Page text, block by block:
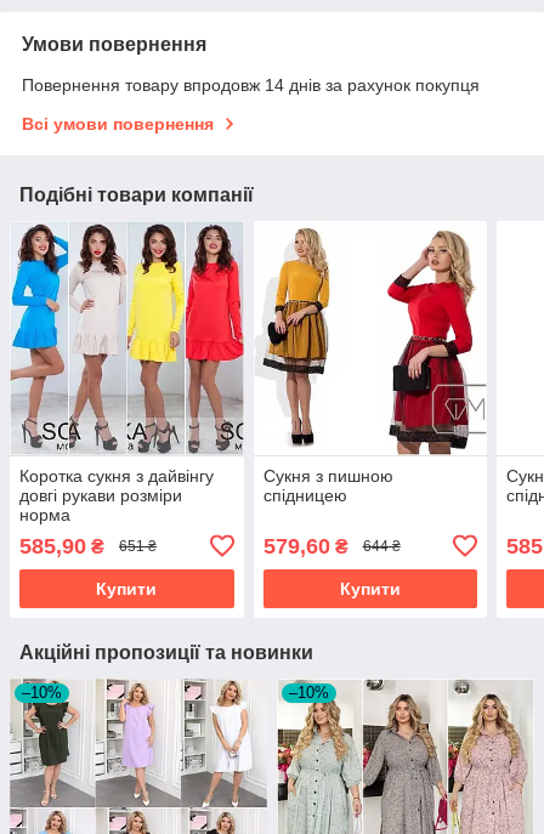
Умови повернення
Повернення товару впродовж 14 днів за рахунок покупця
Всі умови повернення
Подібні товари компанії
Коротка сукня з дайвінгу
довгі рукави розміри
норма
585,90 ₴ 651 ₴
Купити
Сукня з пишною
спідницею
579,60₴ 644 ₴
Купити
Акційні пропозиції та новинки
–10% –10%